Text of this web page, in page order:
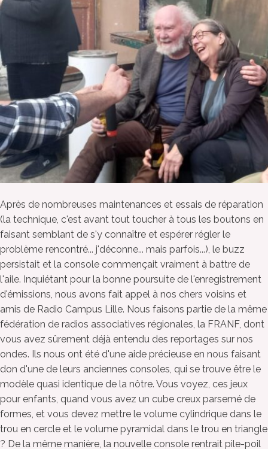
Après de nombreuses maintenances et essais de réparation
(la technique, c'est avant tout toucher à tous les boutons en
faisant semblant de s'y connaître et espérer régler le
problème rencontré... j'déconne... mais parfois...), le buzz
persistait et la console commençait vraiment à battre de
l'aile. Inquiétant pour la bonne poursuite de l'enregistrement
d'émissions, nous avons fait appel à nos chers voisins et
amis de Radio Campus Lille. Nous faisons partie de la même
fédération de radios associatives régionales, la FRANF, dont
vous avez sûrement déjà entendu des reportages sur nos
ondes. Ils nous ont été d'une aide précieuse en nous faisant
don d'une de leurs anciennes consoles, qui se trouve être le
modèle quasi identique de la nôtre. Vous voyez, ces jeux
pour enfants, quand vous avez un cube creux parsemé de
formes, et vous devez mettre le volume cylindrique dans le
trou en cercle et le volume pyramidal dans le trou en triangle
? De la même manière, la nouvelle console rentrait pile-poil